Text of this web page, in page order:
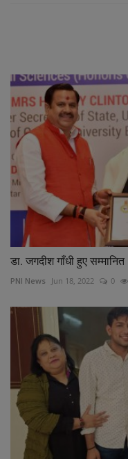
डा. जगदीश गाँधी हुए सम्मानित
PNI News Jun 18, 2022 0